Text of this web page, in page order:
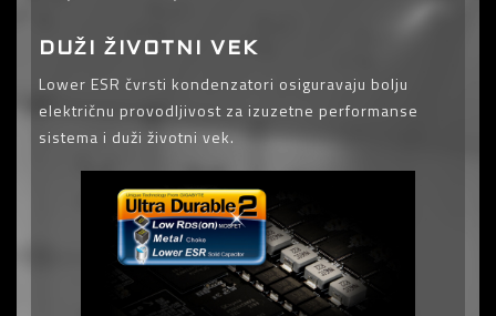
DUŽI ŽIVOTNI VEK
Lower ESR čvrsti kondenzatori osiguravaju bolju
električnu provodljivost za izuzetne performanse
sistema i duži životni vek.